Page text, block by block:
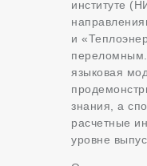
институте
и
языковая
знания, а
расчетные
уровне